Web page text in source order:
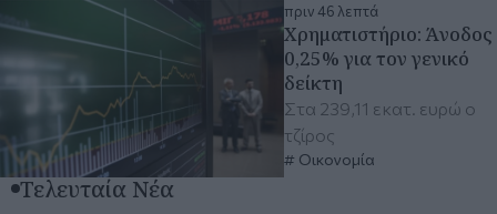
πριν 46 λεπτά
Χρηματιστήριο: Άνοδος
0,25% για τον γενικό
δείκτη
Στα 239,11 εκατ. ευρώ ο
τζίρος
Οικονομία
Τελευταία Νέα